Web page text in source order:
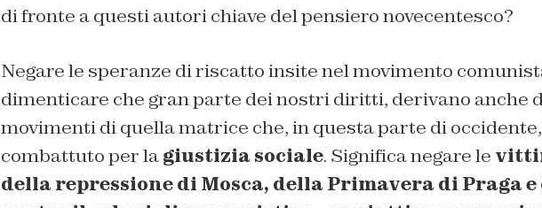
di fronte a questi autori chiave del pensiero novecentesco?
Negare le speranze di riscatto insite nel movimento
dimenticare che gran parte dei nostri diritti, derivano anche
movimenti di quella matrice che, in questa parte di
combattuto per lagiustizia sociale. Significa negare le
della repressione di Mosca, della Primavera di Praga